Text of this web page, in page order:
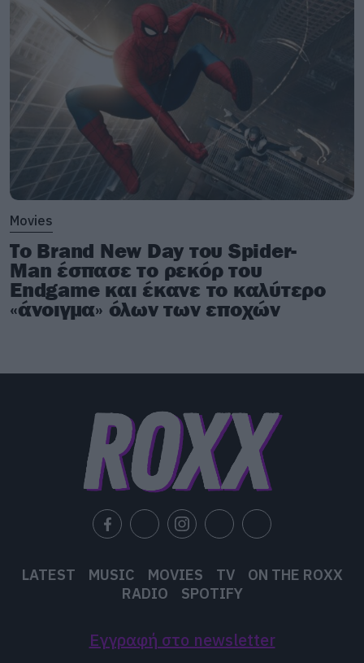
Movies
Το Brand New Day του Spider-
Man έσπασε το ρεκόρ του
Endgame και έκανε το καλύτερο
«άνοιγμα» όλων των εποχών
LATEST MUSIC MOVIES TV
ON THE ROXX
RADIO
SPOTIFY
Εγγραφή στο newsletter